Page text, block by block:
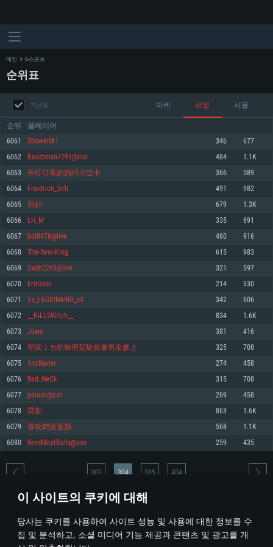
이 사이트의 쿠키에 대해
당사는 쿠키를 사용하여 사이트 성능 및 사용에 대한 정보를 수
집 및 분석하고, 소셜 미디어 기능 제공과 콘텐츠 및 광고를 개
시스템 요구사항
최소사양
운영체제: Windows 10 (64 bit)
프로세서: 2.2 GHz 듀얼코어 이상
메모리: 4GB
그래픽 카드: DirectX 11 이상을 지원하는 AMD Radeon 77XX / NVIDIA
GeForce GT 660. 최소 사양 해상도: 720p
네트워크: 브로드밴드 인터넷
여유 저장 공간: 22.1 GB (최소 클라이언트)
권장 사양
570 혹은 그 이상
여유 저장 공간: 62.2 GB (전체 클라이언트)
최소사양
운영체제: Mac OS Big Sur 11.0
프로세서: 최소 2.2 GHz의 Core i5 (Intel Xeon 은 지원하지 않습니다)
메모리: 6 GB
그래픽 카드: Metal 을 지원하는 Intel Iris Pro 5200 (Mac), 혹은 이와 비슷한 성
능을 가지는 Mac 버전의 AMD/Nvidia. 최소 해상도: 720p
네트워크: 브로드밴드 인터넷
여유 저장 공간: 22.1 GB (최소 클라이언트)
권장 사양
네트워크: 브로드밴드 인터넷
여유 저장 공간: 62.2 GB (전체 클라이언트)
최소사양
운영체제: 64bit Linux 중 최신 버전
프로세서: 2.4 GHz 듀얼코어
메모리: 4 GB
그래픽 카드: Vulkan 을 지원하고, 최신 그래픽 드라이버를 지원하는 NVIDIA
660 (6개월 미만) 혹은 그와 동급의 성능을 가지며 최신 그래픽 드라이버를 지
원하는 AMD (6개월 미만; 최소사양 지원 해상도 720p)
네트워크: 브로드밴드 인터넷
여유 저장 공간: 22.1 GB (최소 클라이언트)
권장 사양
운영체제: Ubuntu 20.04 64bit
프로세서: Intel Core i7
메모리: 16 GB
그래픽 카드: Vulkan 을 지원하고, 최신 그래픽 드라이버를 지원하는 NVIDIA
1060 (6개월 미만) 혹은 그와 동급의 성능을 가지며 최신 그래픽 드라이버를
지원하는 AMD RX 570 (6개월 미만; 최소사양 지원 해상도 720p) 이상
여유 저장 공간: 62.2 GB (전체 클라이언트)
메인 E-스포츠
순위표
지난 달 아케 리얼 시뮬
순위 플레이어
6061 Showell#1 346 677
6062 Beastman7791@live 484 1.1K
6063 开叮叮车的的玛卡巴卡 366 589
6064 Friedrich_Sch 491 982
6065 归好 679 1.3K
6066 LH_M 335 691
6067 boi8478@live 460 916
6068 The-Real-King 615 983
6069 Vash2269@live 321 597
6070 Erinacei 214 330
6071 Xx_LEGIONARIO_xX 342 606
6072 __KiLLSWitch__ 834 1.6K
6073 Jυмσ 381 416
6074 聖園ミカ的御用駕駛員兼男友參上 325 708
6075 1ncNuder 274 458
6076 Red_NeCk 315 708
6077 peiosn@psn 269 458
6078 冥胎 863 1.6K
6079 喜欢鹤发童颜 568 1.1K
6080 RevsMeatBalls@psn 259 435
* 순위표는 매일 1회 갱신됩니다
303 304 305 404